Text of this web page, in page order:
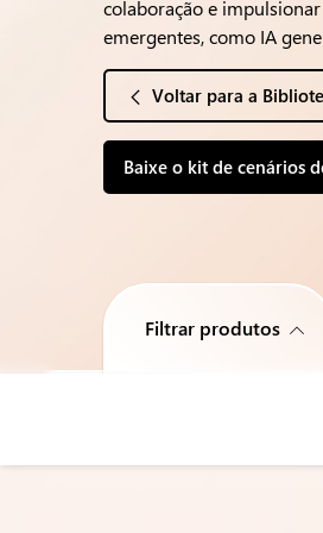
colaboração e
emergentes, como IA
Voltar para a
Baixe o kit de cenários
Filtrar produtos